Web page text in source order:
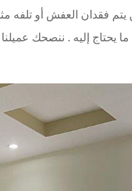
يتم فقدان العفش أو
ما يحتاج إليه . ننصحك